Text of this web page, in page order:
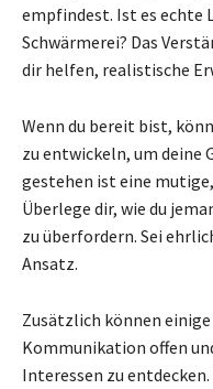
empfindest. Ist es echte
Schwärmerei? Das
dir helfen, realistische
Wenn du bereit bist,
zu entwickeln, um deine
gestehen ist eine
Überlege dir, wie du
zu überfordern. Sei
Ansatz.
Zusätzlich können
Kommunikation offen
Interessen zu